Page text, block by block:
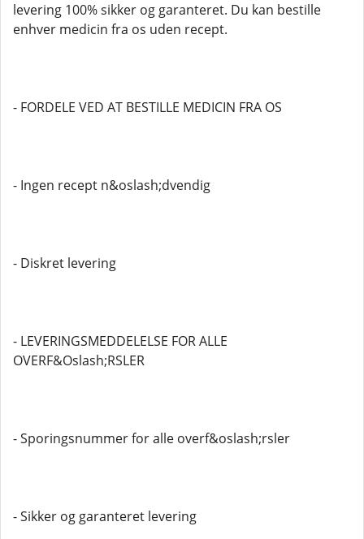
levering 100% sikker og garanteret. Du kan bestille
enhver medicin fra os uden recept.
- FORDELE VED AT BESTILLE MEDICIN FRA OS
- Ingen recept n&oslash;dvendig
- Diskret levering
- LEVERINGSMEDDELELSE FOR ALLE
OVERF&Oslash;RSLER
- Sporingsnummer for alle overf&oslash;rsler
- Sikker og garanteret levering